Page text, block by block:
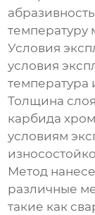
температуру
Условия
условия
температура
Толщина
карбида
условиям
Метод
различные
такие как